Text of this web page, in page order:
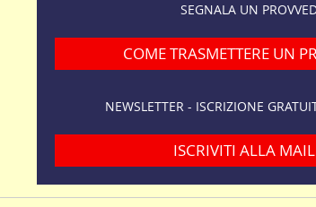
SEGNALA UN
COME TRASMETTERE UN
NEWSLETTER - ISCRIZIONE
ISCRIVITI ALLA